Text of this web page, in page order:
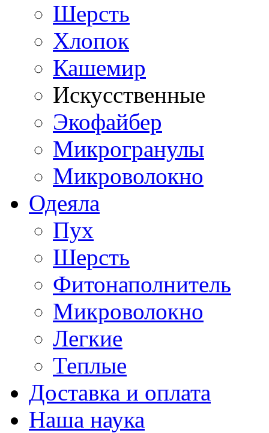
Шерсть
Хлопок
Кашемир
Искусственные
Экофайбер
Микрогранулы
Микроволокно
Одеяла
Пух
Шерсть
Фитонаполнитель
Микроволокно
Легкие
Теплые
Доставка и оплата
Наша наука